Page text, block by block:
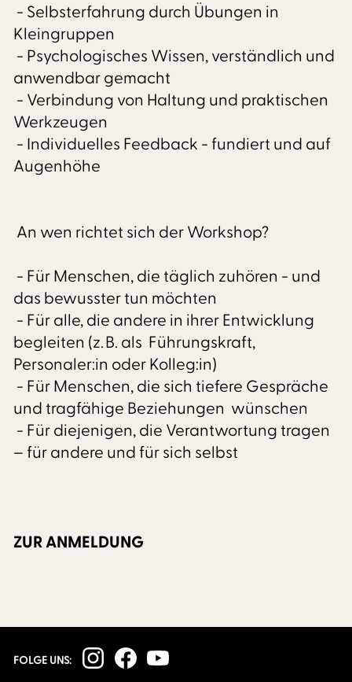
- Selbsterfahrung durch Übungen in
Kleingruppen
- Psychologisches Wissen, verständlich und
anwendbar gemacht
- Verbindung von Haltung und praktischen
Werkzeugen
- Individuelles Feedback - fundiert und auf
Augenhöhe
An wen richtet sich der Workshop?
- Für Menschen, die täglich zuhören - und
das bewusster tun möchten
- Für alle, die andere in ihrer Entwicklung
begleiten (z. B. als Führungskraft,
Personaler:in oder Kolleg:in)
- Für Menschen, die sich tiefere Gespräche
und tragfähige Beziehungen wünschen
- Für diejenigen, die Verantwortung tragen
– für andere und für sich selbst
ZUR ANMELDUNG
FOLGE UNS: